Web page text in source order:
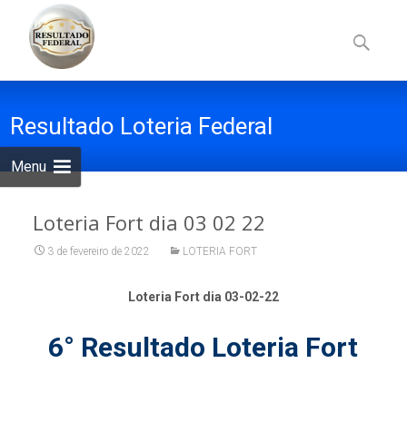
Menu
to
content
por:
Resultado Loteria Federal
Loteria Fort dia 03 02 22
3 de fevereiro de 2022 LOTERIA FORT
Loteria Fort dia 03-02-22
6° Resultado Loteria Fort